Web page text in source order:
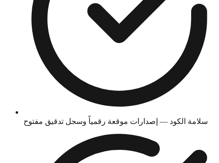
سلامة الكود — إصدارات موقعة رقمياً وسجل تدقيق مفتوح